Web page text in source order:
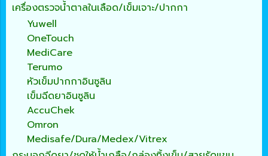
เครื่องตรวจน้ำตาลในเลือด/เข็มเจาะ/ปากกา
Yuwell
OneTouch
MediCare
Terumo
หัวเข็มปากกาอินซูลิน
เข็มฉีดยาอินซูลิน
AccuChek
Omron
Medisafe/Dura/Medex/Vitrex